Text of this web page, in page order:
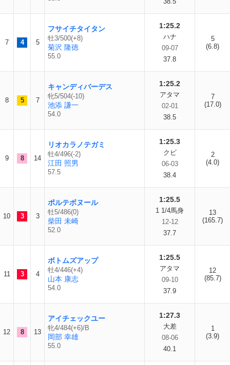
7 4 5
フサイチタイタン
牡3/500(+8)
菊沢 隆徳
55.0
1:25.2
ハナ
09-07
37.8
5
(6.8)
8 5 7
キャンディバーデス
牝5/504(-10)
池添 謙一
54.0
1:25.2
アタマ
02-01
38.5
7
(17.0)
9 8 14
リオカラノテガミ
牡4/496(-2)
江田 照男
57.5
1:25.3
クビ
06-03
38.4
2
(4.0)
10 3 3
ポルテボヌール
牡5/486(0)
柴田 未崎
52.0
1:25.5
1 1/4馬身
12-12
37.7
13
(165.7)
11 3 4
ボトムズアップ
牡4/446(+4)
山本 康志
54.0
1:25.5
アタマ
09-10
37.9
12
(85.7)
12 8 13
アイチェックユー
牝4/484(+6)/B
岡部 幸雄
55.0
1:27.3
大差
08-06
40.1
1
(3.9)